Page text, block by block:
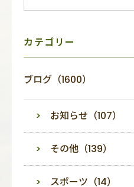
ニ
カテゴリー
ブログ（1600）
お知らせ（107）
その他（139）
スポーツ（14）